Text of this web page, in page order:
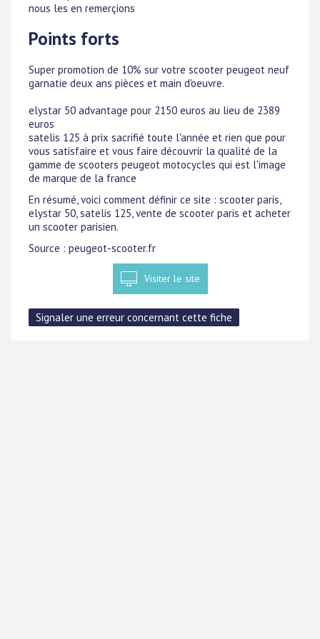
nous les en remerçions
Points forts
Super promotion de 10% sur votre scooter peugeot neuf
garnatie deux ans pièces et main d'oeuvre.
elystar 50 advantage pour 2150 euros au lieu de 2389
euros
satelis 125 à prix sacrifié toute l'année et rien que pour
vous satisfaire et vous faire découvrir la qualité de la
gamme de scooters peugeot motocycles qui est l'image
de marque de la france
En résumé, voici comment définir ce site : scooter paris,
elystar 50, satelis 125, vente de scooter paris et acheter
un scooter parisien.
Source : peugeot-scooter.fr
Visiter le site